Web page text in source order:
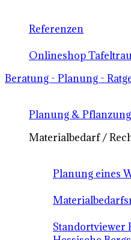
Referenzen
Onlineshop
Beratung - Planung -
Planung &
Materialbedarf /
Planung eines
Standortviewer